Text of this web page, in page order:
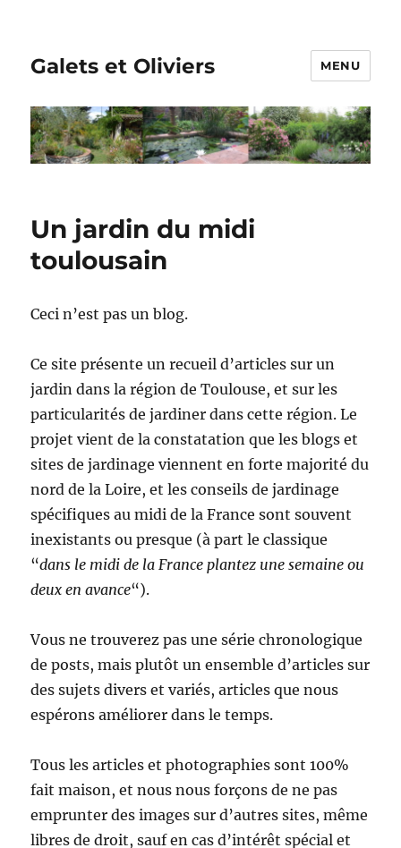
Galets et Oliviers MENU
Un jardin du midi
toulousain
Ceci n’est pas un blog.
Ce site présente un recueil d’articles sur un
jardin dans la région de Toulouse, et sur les
particularités de jardiner dans cette région. Le
projet vient de la constatation que les blogs et
sites de jardinage viennent en forte majorité du
nord de la Loire, et les conseils de jardinage
spécifiques au midi de la France sont souvent
inexistants ou presque (à part le classique
“dans le midi de la France plantez une semaine ou
deux en avance“).
Vous ne trouverez pas une série chronologique
de posts, mais plutôt un ensemble d’articles sur
des sujets divers et variés, articles que nous
espérons améliorer dans le temps.
Tous les articles et photographies sont 100%
fait maison, et nous nous forçons de ne pas
emprunter des images sur d’autres sites, même
libres de droit, sauf en cas d’intérêt spécial et